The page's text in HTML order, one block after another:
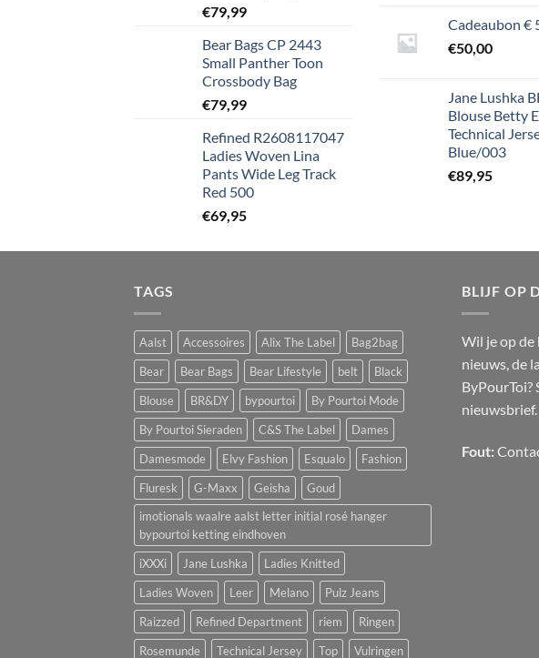
€79,99
Bear Bags CP 2443
Small Panther Toon
Crossbody Bag
€79,99
Refined R2608117047
Ladies Woven Lina
Pants Wide Leg Track
Red 500
€69,95
Cadeaubon €
€50,00
Jane Lushka
Blouse Betty
Technical
Blue/003
€89,95
TAGS
Aalst Accessoires Alix The Label
Bag2bag
Bear
Bear Bags Bear Lifestyle belt
Black
Blouse
BR&DY bypourtoi
By Pourtoi Mode
By Pourtoi Sieraden
C&S The Label
Dames
Damesmode
Elvy Fashion Esqualo
Fashion
Fluresk
G-Maxx Geisha
Goud
imotionals waalre aalst letter initial rosé hanger
bypourtoi ketting eindhoven
iXXXi
Jane Lushka
Ladies Knitted
Ladies Woven
Leer Melano
Pulz Jeans
Raizzed
Refined Department riem
Ringen
Rosemunde
Technical Jersey Top Vulringen
BLIJF OP
Wil je op de
nieuws, de
ByPourToi?
Fout: